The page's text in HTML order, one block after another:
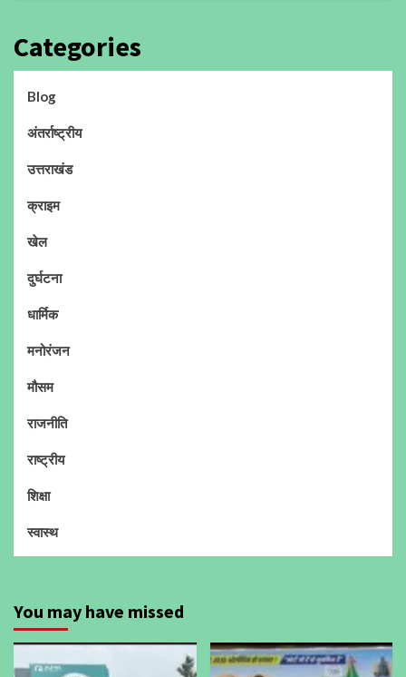
Categories
Blog
अंतर्राष्ट्रीय
उत्तराखंड
क्राइम
खेल
दुर्घटना
धार्मिक
मनोरंजन
मौसम
राजनीति
राष्ट्रीय
शिक्षा
स्वास्थ
You may have missed